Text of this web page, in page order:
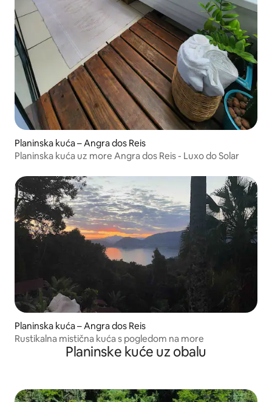
Planinska kuća – Angra dos Reis
Planinska kuća uz more Angra dos Reis - Luxo do Solar
Planinska kuća – Angra dos Reis
Rustikalna mistična kuća s pogledom na more
Planinske kuće uz obalu